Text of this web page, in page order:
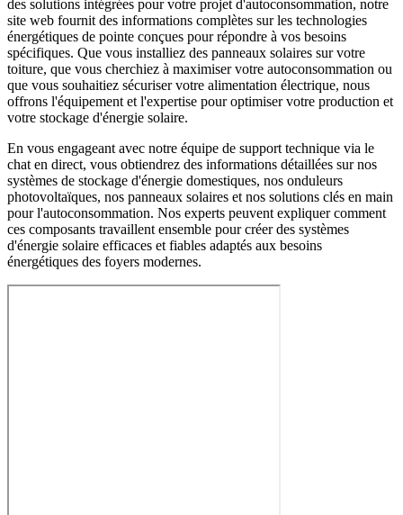
des solutions intégrées pour votre projet d'autoconsommation, notre
site web fournit des informations complètes sur les technologies
énergétiques de pointe conçues pour répondre à vos besoins
spécifiques. Que vous installiez des panneaux solaires sur votre
toiture, que vous cherchiez à maximiser votre autoconsommation ou
que vous souhaitiez sécuriser votre alimentation électrique, nous
offrons l'équipement et l'expertise pour optimiser votre production et
votre stockage d'énergie solaire.
En vous engageant avec notre équipe de support technique via le
chat en direct, vous obtiendrez des informations détaillées sur nos
systèmes de stockage d'énergie domestiques, nos onduleurs
photovoltaïques, nos panneaux solaires et nos solutions clés en main
pour l'autoconsommation. Nos experts peuvent expliquer comment
ces composants travaillent ensemble pour créer des systèmes
d'énergie solaire efficaces et fiables adaptés aux besoins
énergétiques des foyers modernes.